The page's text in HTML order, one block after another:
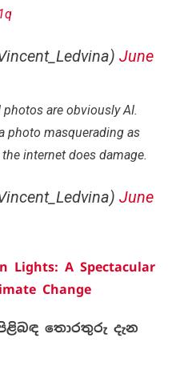
June
photos are obviously AI.
photo masquerading as
internet does damage.
June
Lights: A Spectacular
Change
තොරතුරු දැන